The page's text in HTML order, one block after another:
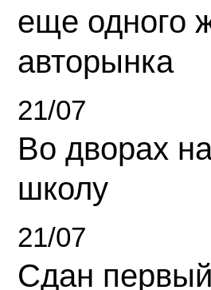
еще одного
авторынка
21/07
Во дворах
школу
21/07
Сдан